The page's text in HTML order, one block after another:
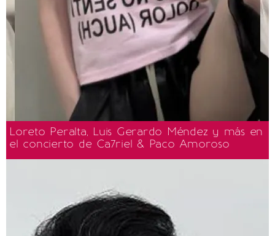
Loreto Peralta, Luis Gerardo Méndez y más en
el concierto de Ca7riel & Paco Amoroso